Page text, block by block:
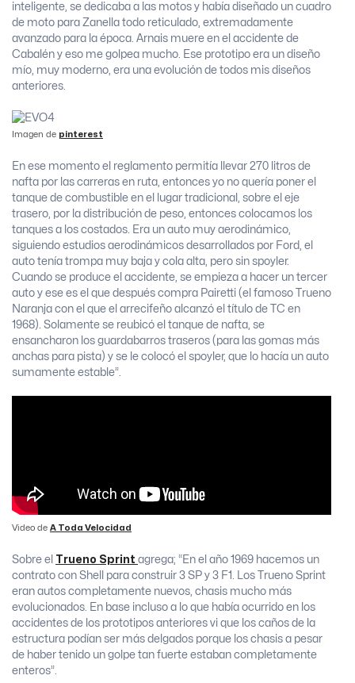
inteligente, se dedicaba a las motos y había diseñado un cuadro
de moto para Zanella todo reticulado, extremadamente
avanzado para la época. Arnais muere en el accidente de
Cabalén y eso me golpea mucho. Ese prototipo era un diseño
mío, muy moderno, era una evolución de todos mis diseños
anteriores.
Imagen de pinterest
En ese momento el reglamento permitía llevar 270 litros de
nafta por las carreras en ruta, entonces yo no quería poner el
tanque de combustible en el lugar tradicional, sobre el eje
trasero, por la distribución de peso, entonces colocamos los
tanques a los costados. Era un auto muy aerodinámico,
siguiendo estudios aerodinámicos desarrollados por Ford, el
auto tenía trompa muy baja y cola alta, pero sin spoyler.
Cuando se produce el accidente, se empieza a hacer un tercer
auto y ese es el que después compra Pairetti (el famoso Trueno
Naranja con el que el arrecifeño alcanzó el título de TC en
1968). Solamente se reubicó el tanque de nafta, se
ensancharon los guardabarros traseros (para las gomas más
anchas para pista) y se le colocó el spoyler, que lo hacía un auto
sumamente estable”.
Video de A Toda Velocidad
Sobre el Trueno Sprint agrega; “En el año 1969 hacemos un
contrato con Shell para construir 3 SP y 3 F1. Los Trueno Sprint
eran autos completamente nuevos, chasis mucho más
evolucionados. En base incluso a lo que había ocurrido en los
accidentes de los prototipos anteriores vi que los caños de la
estructura podían ser más delgados porque los chasis a pesar
de haber tenido un golpe tan fuerte estaban completamente
enteros”.